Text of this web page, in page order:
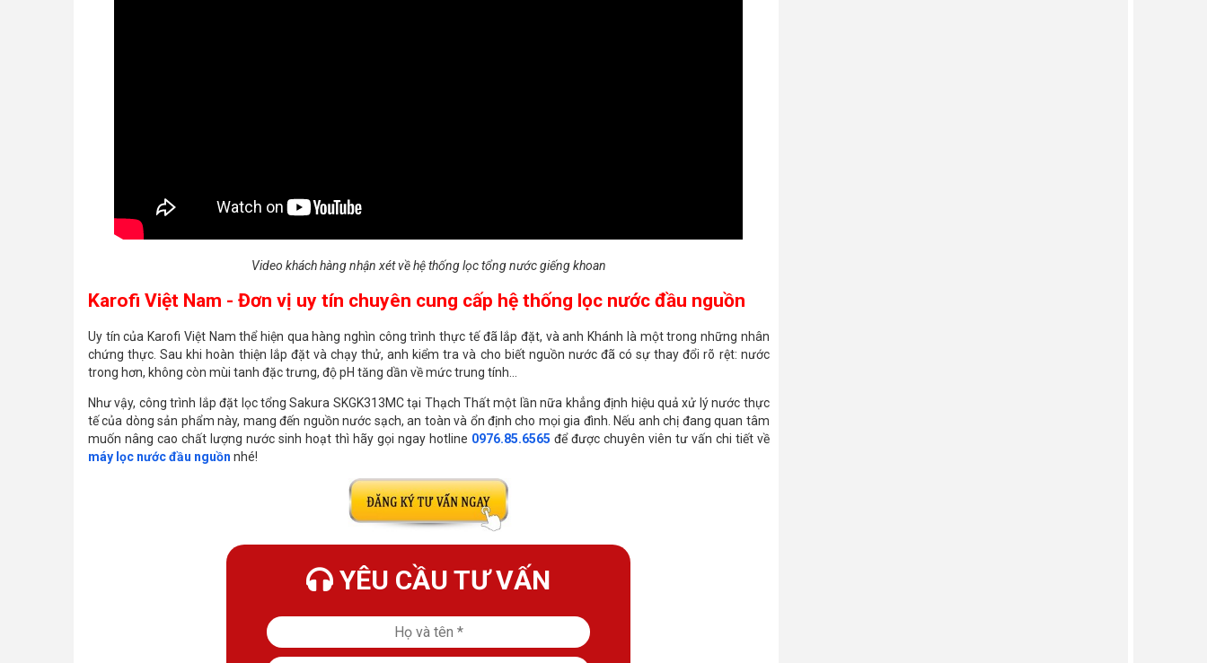
Video khách hàng nhận xét về hệ thống lọc tổng nước giếng khoan
Karofi Việt Nam - Đơn vị uy tín chuyên cung cấp hệ thống lọc nước đầu nguồn
Uy tín của Karofi Việt Nam thể hiện qua hàng nghìn công trình thực tế đã lắp đặt, và anh Khánh là một trong những nhân
chứng thực. Sau khi hoàn thiện lắp đặt và chạy thử, anh kiểm tra và cho biết nguồn nước đã có sự thay đổi rõ rệt: nước
trong hơn, không còn mùi tanh đặc trưng, độ pH tăng dần về mức trung tính…
Như vậy, công trình lắp đặt lọc tổng Sakura SKGK313MC tại Thạch Thất một lần nữa khẳng định hiệu quả xử lý nước thực
tế của dòng sản phẩm này, mang đến nguồn nước sạch, an toàn và ổn định cho mọi gia đình. Nếu anh chị đang quan tâm
muốn nâng cao chất lượng nước sinh hoạt thì hãy gọi ngay hotline 0976.85.6565 để được chuyên viên tư vấn chi tiết về
máy lọc nước đầu nguồn nhé!
YÊU CẦU TƯ VẤN